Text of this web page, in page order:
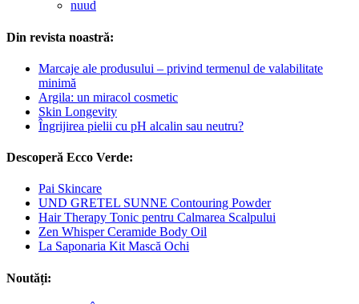
nuud
Din revista noastră:
Marcaje ale produsului – privind termenul de valabilitate
minimă
Argila: un miracol cosmetic
Skin Longevity
Îngrijirea pielii cu pH alcalin sau neutru?
Descoperă Ecco Verde:
Pai Skincare
UND GRETEL SUNNE Contouring Powder
Hair Therapy Tonic pentru Calmarea Scalpului
Zen Whisper Ceramide Body Oil
La Saponaria Kit Mască Ochi
Noutăți: